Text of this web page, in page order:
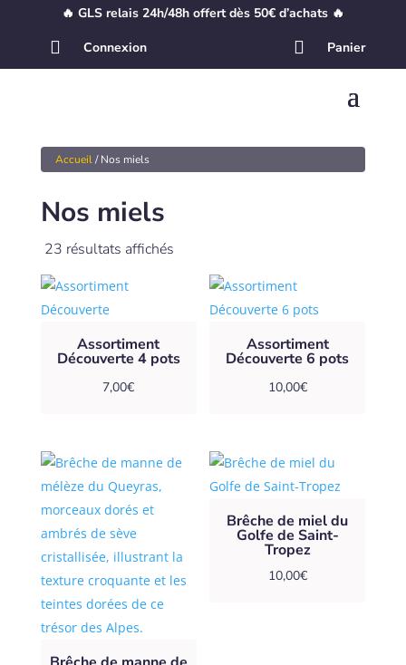
🔥 GLS relais 24h/48h offert dès 50€ d’achats 🔥
 Connexion  Panier
Accueil/ Nos miels
Nos miels
23 résultats affichés
Assortiment
Découverte 4 pots
7,00€
Assortiment
Découverte 6 pots
10,00€
Brêche de miel du
Golfe de Saint-
Tropez
10,00€